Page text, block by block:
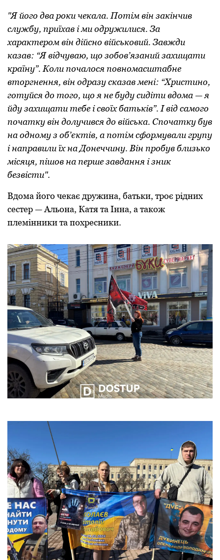
"Я його два роки чекала. Потім він закінчив
службу, приїхав і ми одружилися. За
характером він дійсно військовий. Завжди
казав: “Я відчуваю, що зобов’язаний захищати
країну”. Коли почалося повномасштабне
вторгнення, він одразу сказав мені: “Христино,
готуйся до того, що я не буду сидіти вдома — я
йду захищати тебе і своїх батьків”. І від самого
початку він долучився до війська. Спочатку був
на одному з об’єктів, а потім сформували групу
і направили їх на Донеччину. Він пробув близько
місяця, пішов на перше завдання і зник
безвісти".
Вдома його чекає дружина, батьки, троє рідних
сестер — Альона, Катя та Інна, а також
племінники та похресники.